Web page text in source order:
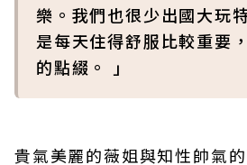
樂。我們也很少出國大玩
是每天住得舒服比較重要
的點綴。 」
貴氣美麗的薇姐與知性帥氣